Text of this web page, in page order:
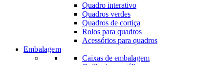
Quadro interativo
Quadros verdes
Quadros de cortiça
Rolos para quadros
Acessórios para quadros
Embalagem
Caixas de embalagem